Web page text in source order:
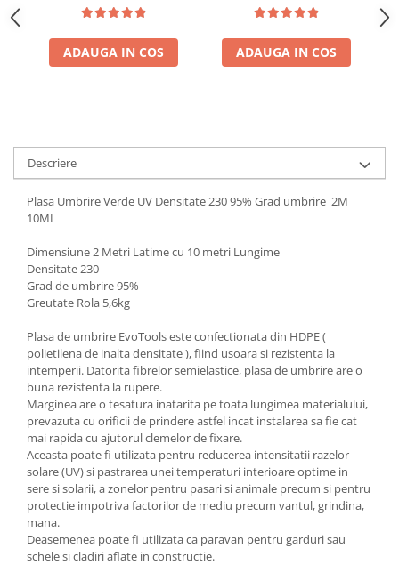
ADAUGA IN COS ADAUGA IN COS
Descriere
Plasa Umbrire Verde UV Densitate 230 95% Grad umbrire 2M
10ML
Dimensiune 2 Metri Latime cu 10 metri Lungime
Densitate 230
Grad de umbrire 95%
Greutate Rola 5,6kg
Plasa de umbrire EvoTools este confectionata din HDPE (
polietilena de inalta densitate ), fiind usoara si rezistenta la
intemperii. Datorita fibrelor semielastice, plasa de umbrire are o
buna rezistenta la rupere.
Marginea are o tesatura inatarita pe toata lungimea materialului,
prevazuta cu orificii de prindere astfel incat instalarea sa fie cat
mai rapida cu ajutorul clemelor de fixare.
Aceasta poate fi utilizata pentru reducerea intensitatii razelor
solare (UV) si pastrarea unei temperaturi interioare optime in
sere si solarii, a zonelor pentru pasari si animale precum si pentru
protectie impotriva factorilor de mediu precum vantul, grindina,
mana.
Deasemenea poate fi utilizata ca paravan pentru garduri sau
schele si cladiri aflate in constructie.